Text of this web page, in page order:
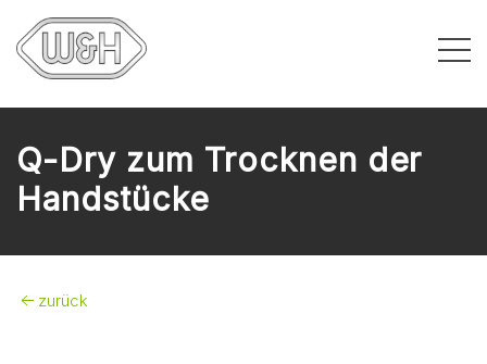
Q-Dry zum Trocknen der
Handstücke
zurück